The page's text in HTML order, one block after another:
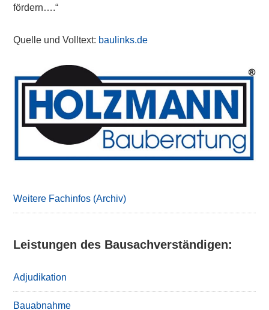
fördern….“
Quelle und Volltext: baulinks.de
Primary
Sidebar
Weitere Fachinfos (Archiv)
Leistungen des Bausachverständigen:
Adjudikation
Bauabnahme